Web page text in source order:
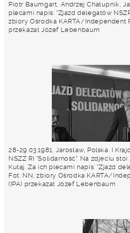
Piotr Baumgart, Andrzej Chałupnik,
plecami napis: "Zjazd delegatów
zbiory Ośrodka KARTA/Independent
przekazał Józef Lebenbaum
28-29.03.1981, Jarosław, Polska. I
NSZZ RI "Solidarność". Na zdjęciu
Kułaj. Za ich plecami napis: "Zjazd
Fot. NN, zbiory Ośrodka KARTA/
(IPA) przekazał Józef Lebenbaum